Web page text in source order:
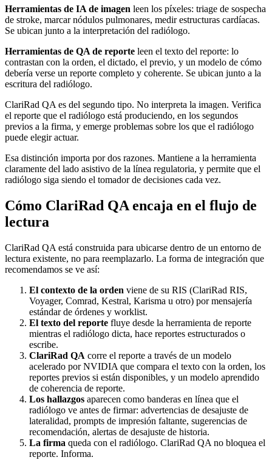
Herramientas de IA de imagen leen los píxeles: triage de sospecha
de stroke, marcar nódulos pulmonares, medir estructuras cardíacas.
Se ubican junto a la interpretación del radiólogo.
Herramientas de QA de reporte leen el texto del reporte: lo
contrastan con la orden, el dictado, el previo, y un modelo de cómo
debería verse un reporte completo y coherente. Se ubican junto a la
escritura del radiólogo.
ClariRad QA es del segundo tipo. No interpreta la imagen. Verifica
el reporte que el radiólogo está produciendo, en los segundos
previos a la firma, y emerge problemas sobre los que el radiólogo
puede elegir actuar.
Esa distinción importa por dos razones. Mantiene a la herramienta
claramente del lado asistivo de la línea regulatoria, y permite que el
radiólogo siga siendo el tomador de decisiones cada vez.
Cómo ClariRad QA encaja en el flujo de
lectura
ClariRad QA está construida para ubicarse dentro de un entorno de
lectura existente, no para reemplazarlo. La forma de integración que
recomendamos se ve así:
El contexto de la orden viene de su RIS (ClariRad RIS,
Voyager, Comrad, Kestral, Karisma u otro) por mensajería
estándar de órdenes y worklist.
El texto del reporte fluye desde la herramienta de reporte
mientras el radiólogo dicta, hace reportes estructurados o
escribe.
ClariRad QA corre el reporte a través de un modelo
acelerado por NVIDIA que compara el texto con la orden, los
reportes previos si están disponibles, y un modelo aprendido
de coherencia de reporte.
Los hallazgos aparecen como banderas en línea que el
radiólogo ve antes de firmar: advertencias de desajuste de
lateralidad, prompts de impresión faltante, sugerencias de
recomendación, alertas de desajuste de historia.
La firma queda con el radiólogo. ClariRad QA no bloquea el
reporte. Informa.